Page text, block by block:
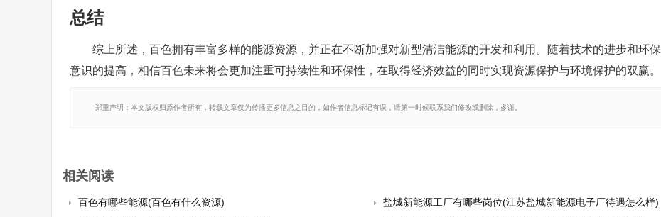
总结
综上所述，百色拥有丰富多样的能源资源，并正在不断加强对新型清洁能源的开发和利用。随着技术的进步和环保
意识的提高，相信百色未来将会更加注重可持续性和环保性，在取得经济效益的同时实现资源保护与环境保护的双赢。
郑重声明：本文版权归原作者所有，转载文章仅为传播更多信息之目的，如作者信息标记有误，请第一时候联系我们修改或删除，多谢。
相关阅读
百色有哪些能源(百色有什么资源)
盐城新能源工厂有哪些岗位(江苏盐城新能源电子厂待遇怎么样)